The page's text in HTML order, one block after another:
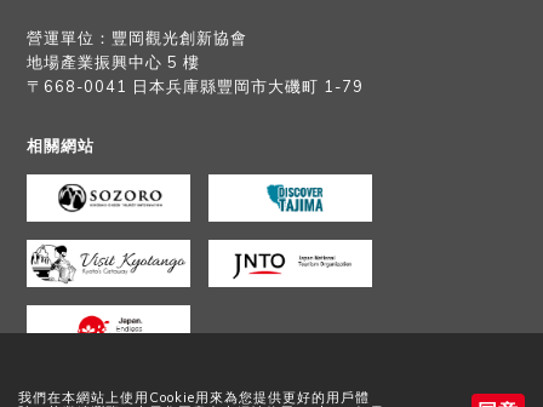
我們在本網站上使用Cookie用來為您提供更好的用戶體
營運單位：豐岡觀光創新協會
地場產業振興中心 5 樓
〒668-0041 日本兵庫縣豐岡市大磯町 1-79
相關網站